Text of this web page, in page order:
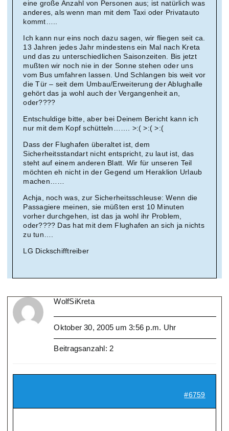
eine große Anzahl von Personen aus; ist natürlich was
anderes, als wenn man mit dem Taxi oder Privatauto
kommt…..
Ich kann nur eins noch dazu sagen, wir fliegen seit ca.
13 Jahren jedes Jahr mindestens ein Mal nach Kreta
und das zu unterschiedlichen Saisonzeiten. Bis jetzt
mußten wir noch nie in der Sonne stehen oder uns
vom Bus umfahren lassen. Und Schlangen bis weit vor
die Tür – seit dem Umbau/Erweiterung der Ablughalle
gehört das ja wohl auch der Vergangenheit an,
oder????
Entschuldige bitte, aber bei Deinem Bericht kann ich
nur mit dem Kopf schütteln……. >:( >:( >:(
Dass der Flughafen überaltet ist, dem
Sicherheitsstandart nicht entspricht, zu laut ist, das
steht auf einem anderen Blatt. Wir für unseren Teil
möchten eh nicht in der Gegend um Heraklion Urlaub
machen……
Achja, noch was, zur Sicherheitsschleuse: Wenn die
Passagiere meinen, sie müßten erst 10 Minuten
vorher durchgehen, ist das ja wohl ihr Problem,
oder???? Das hat mit dem Flughafen an sich ja nichts
zu tun….
LG Dickschifftreiber
WolfSiKreta
Oktober 30, 2005 um 3:56 p.m. Uhr
Beitragsanzahl: 2
#6759